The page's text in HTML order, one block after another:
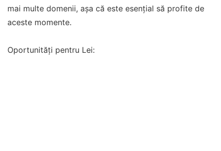
mai multe domenii, așa că este esențial să profite de
aceste momente.
Oportunități pentru Lei: